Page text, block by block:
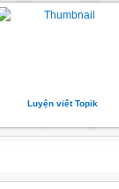
Luyện viết Topik